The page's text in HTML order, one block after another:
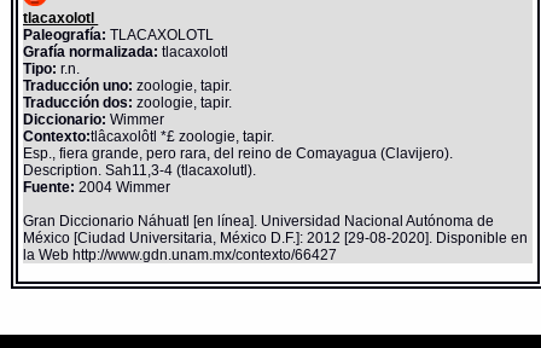
tlacaxolotl
Paleografía: TLACAXOLOTL
Grafía normalizada: tlacaxolotl
Tipo: r.n.
Traducción uno: zoologie, tapir.
Traducción dos: zoologie, tapir.
Diccionario:Wimmer
Contexto:tlâcaxolôtl *£ zoologie, tapir.
Esp., fiera grande, pero rara, del reino de Comayagua (Clavijero).
Description. Sah11,3-4 (tlacaxolutl).
Fuente: 2004 Wimmer
Gran Diccionario Náhuatl [en línea]. Universidad Nacional Autónoma de
México [Ciudad Universitaria, México D.F.]: 2012 [29-08-2020]. Disponible en
la Web http://www.gdn.unam.mx/contexto/66427